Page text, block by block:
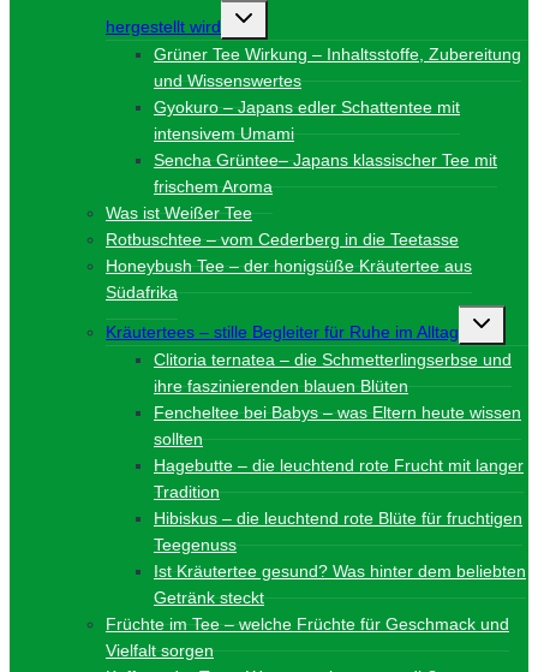
hergestellt wird
Untermenü
Grüner Tee Wirkung – Inhaltsstoffe, Zubereitung
und Wissenswertes
Gyokuro – Japans edler Schattentee mit
intensivem Umami
Sencha Grüntee– Japans klassischer Tee mit
frischem Aroma
Was ist Weißer Tee
Rotbuschtee – vom Cederberg in die Teetasse
Honeybush Tee – der honigsüße Kräutertee aus
Südafrika
Kräutertees – stille Begleiter für Ruhe im Alltag
Clitoria ternatea – die Schmetterlingserbse und
ihre faszinierenden blauen Blüten
Fencheltee bei Babys – was Eltern heute wissen
sollten
Hagebutte – die leuchtend rote Frucht mit langer
Tradition
Hibiskus – die leuchtend rote Blüte für fruchtigen
Teegenuss
Ist Kräutertee gesund? Was hinter dem beliebten
Getränk steckt
Früchte im Tee – welche Früchte für Geschmack und
Vielfalt sorgen